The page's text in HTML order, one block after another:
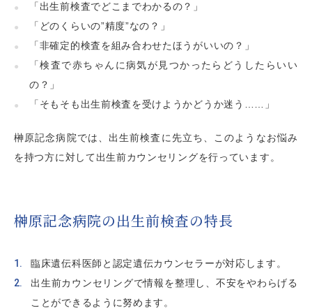
「出生前検査でどこまでわかるの？」
「どのくらいの”精度”なの？」
「非確定的検査を組み合わせたほうがいいの？」
「検査で赤ちゃんに病気が見つかったらどうしたらいい
の？」
「そもそも出生前検査を受けようかどうか迷う……」
榊󠄀󠄀󠄀󠄀󠄀󠄀原記念病院では、出生前検査に先立ち、このようなお悩み
を持つ方に対して出生前カウンセリングを行っています。
榊󠄀󠄀󠄀󠄀󠄀󠄀原記念病院の出生前検査の特長
臨床遺伝科医師と認定遺伝カウンセラーが対応します。
出生前カウンセリングで情報を整理し、不安をやわらげる
ことができるように努めます。